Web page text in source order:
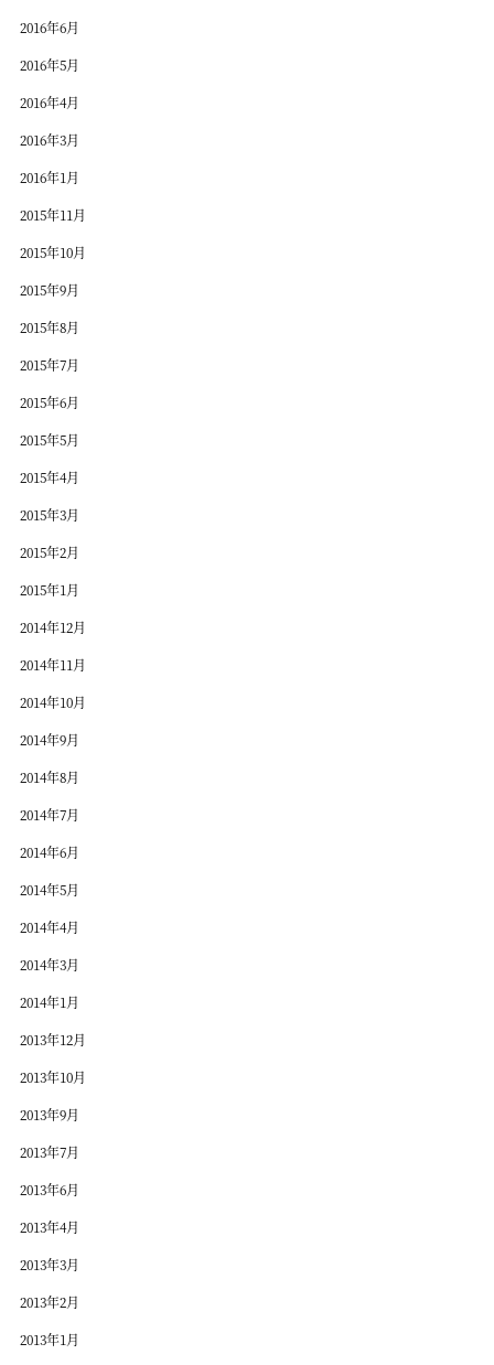
2016年6月
2016年5月
2016年4月
2016年3月
2016年1月
2015年11月
2015年10月
2015年9月
2015年8月
2015年7月
2015年6月
2015年5月
2015年4月
2015年3月
2015年2月
2015年1月
2014年12月
2014年11月
2014年10月
2014年9月
2014年8月
2014年7月
2014年6月
2014年5月
2014年4月
2014年3月
2014年1月
2013年12月
2013年10月
2013年9月
2013年7月
2013年6月
2013年4月
2013年3月
2013年2月
2013年1月